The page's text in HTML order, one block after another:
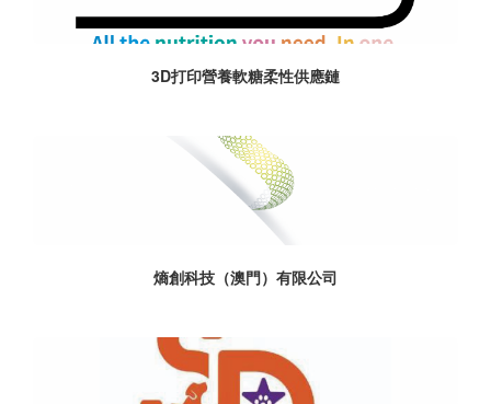
3D打印營養軟糖柔性供應鏈
熵創科技（澳門）有限公司